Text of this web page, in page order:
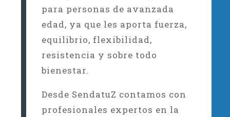
para personas de avanzada
edad, ya que les aporta fuerza,
equilibrio, flexibilidad,
resistencia y sobre todo
bienestar.
Desde SendatuZ contamos con
profesionales expertos en la